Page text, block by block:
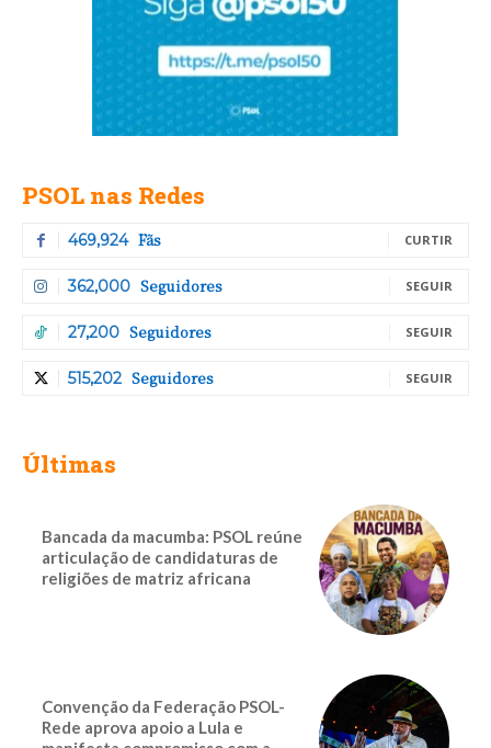
PSOL nas Redes
469,924 Fãs CURTIR
362,000 Seguidores SEGUIR
27,200 Seguidores SEGUIR
515,202 Seguidores SEGUIR
Últimas
Bancada da macumba: PSOL reúne
articulação de candidaturas de
religiões de matriz africana
Convenção da Federação PSOL-
Rede aprova apoio a Lula e